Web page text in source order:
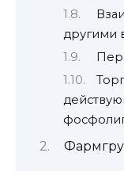
другими